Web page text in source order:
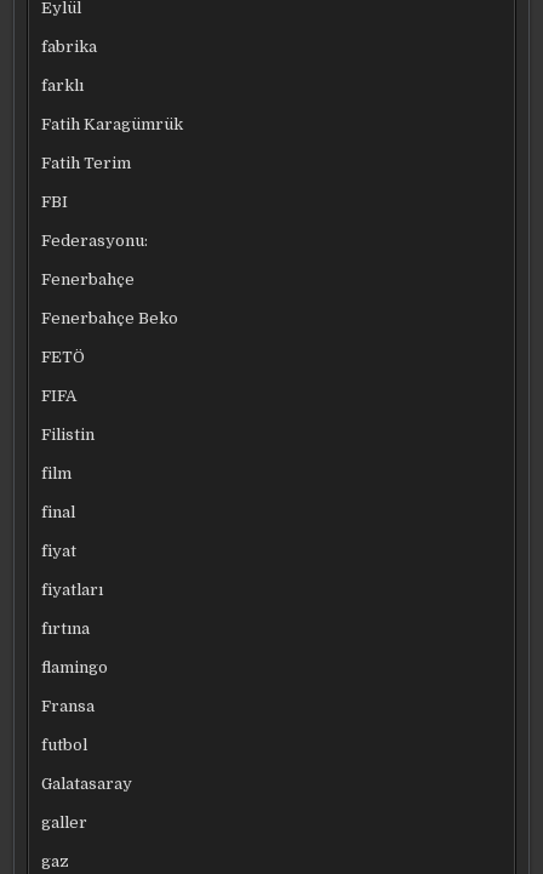
Eylül
fabrika
farklı
Fatih Karagümrük
Fatih Terim
FBI
Federasyonu:
Fenerbahçe
Fenerbahçe Beko
FETÖ
FIFA
Filistin
film
final
fiyat
fiyatları
fırtına
flamingo
Fransa
futbol
Galatasaray
galler
gaz